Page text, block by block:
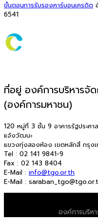
ขั้นตอนการรับรองคาร์บอนเครดิต
6541
ที่อยู่ องค์การบริหารจัด
(องค์การมหาชน)
120 หมู่ที่ 3 ชั้น 9 อาคารรัฐประศา
แจ้งวัฒนะ
แขวงทุ่งสองห้อง เขตหลักสี่ กรุงเ
Tel : 02 141 9841-9
Fax : 02 143 8404
E-Mail : info@tgo.or.th
E-Mail :
องค์การบริห